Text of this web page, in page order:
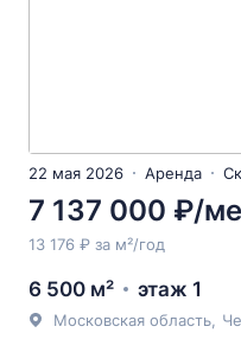
22 мая 2026 Аренда
7 137 000 ₽/
13 176 ₽ за м²/год
6 500 м² этаж 1
Московская область